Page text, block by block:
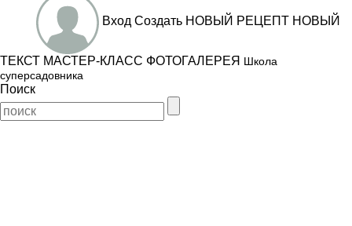
Вход Создать НОВЫЙ РЕЦЕПТ НОВЫЙ
ТЕКСТ МАСТЕР-КЛАСС ФОТОГАЛЕРЕЯ Школа
суперсадовника
Поиск